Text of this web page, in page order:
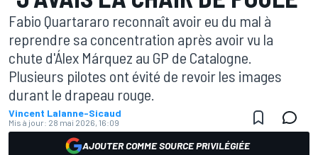
Fabio Quartararo reconnaît avoir eu du mal à
reprendre sa concentration après avoir vu la
chute d'Álex Márquez au GP de Catalogne.
Plusieurs pilotes ont évité de revoir les images
durant le drapeau rouge.
Vincent Lalanne-Sicaud
Mis à jour: 28 mai 2026, 16:09
AJOUTER COMME SOURCE PRIVILÉGIÉE